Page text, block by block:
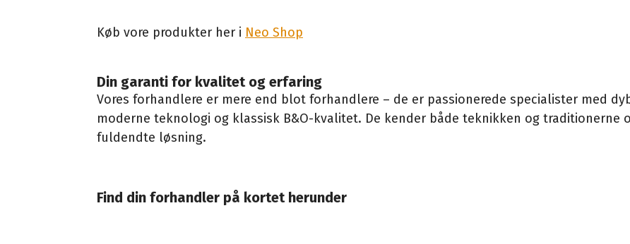
Køb vore produkter her i Neo Shop
Din garanti for kvalitet og erfaring
Vores forhandlere er mere end blot forhandlere – de er passionerede specialister med
moderne teknologi og klassisk B&O-kvalitet. De kender både teknikken og traditionerne
fuldendte løsning.
Find din forhandler på kortet herunder